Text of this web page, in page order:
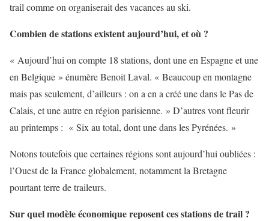
trail comme on organiserait des vacances au ski.
Combien de stations existent aujourd’hui, et où ?
« Aujourd’hui on compte 18 stations, dont une en Espagne et une
en Belgique » énumère Benoit Laval. « Beaucoup en montagne
mais pas seulement, d’ailleurs : on a en a créé une dans le Pas de
Calais, et une autre en région parisienne. » D’autres vont fleurir
au printemps : « Six au total, dont une dans les Pyrénées. »
Notons toutefois que certaines régions sont aujourd’hui oubliées :
l’Ouest de la France globalement, notamment la Bretagne
pourtant terre de traileurs.
Sur quel modèle économique reposent ces stations de trail ?